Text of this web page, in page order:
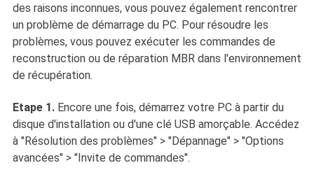
des raisons inconnues, vous pouvez également rencontrer
un problème de démarrage du PC. Pour résoudre les
problèmes, vous pouvez exécuter les commandes de
reconstruction ou de réparation MBR dans l'environnement
de récupération.
Etape 1. Encore une fois, démarrez votre PC à partir du
disque d'installation ou d'une clé USB amorçable. Accédez
à "Résolution des problèmes" > "Dépannage" > "Options
avancées" > "Invite de commandes".